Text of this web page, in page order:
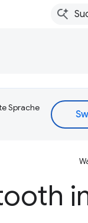
Sprache